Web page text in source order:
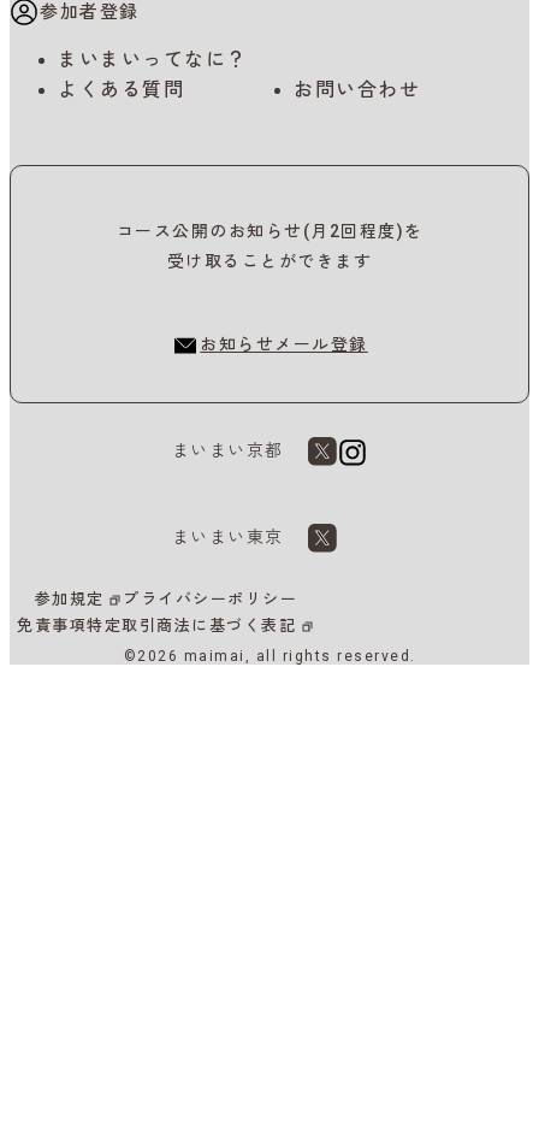
参加者登録
まいまいってなに？
よくある質問
お問い合わせ
コース公開のお知らせ(月2回程度)を
受け取ることができます
お知らせメール登録
まいまい京都
まいまい東京
参加規定
プライバシーポリシー
免責事項特定取引商法に基づく表記
©2026 maimai, all rights reserved.